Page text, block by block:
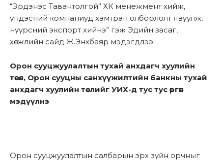
“Эрдэнэс Тавантолгой” ХК менежмент хийж,
үндэсний компаниуд хамтран олборлолт явуулж,
нүүрсний экспорт хийнэ” гэж Эдийн засаг,
хөгжлийн сайд Ж.Энхбаяр мэдэгдлээ.
Орон сууцжуулалтын тухай анхдагч хуулийн
төсөл, Орон сууцны санхүүжилтийн банкны тухай
анхдагч хуулийн төслийг УИХ-д тус тус өргөн
мэдүүлнэ
Орон сууцжуулалтын салбарын эрх зүйн орчныг